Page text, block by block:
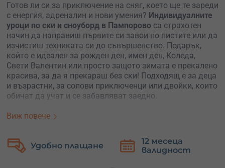
Готов ли си за приключение на сняг, което ще те зареди
с енергия, адреналин и нови умения? Индивидуалните
уроци по ски и сноуборд в Пампорово са страхотен
начин да направиш първите си завои по пистите или да
изчистиш техниката си до съвършенство. Подарък,
който е идеален за рожден ден, имен ден, Коледа,
Свети Валентин или просто защото зимата е прекалено
красива, за да я прекараш без ски! Подходящ е за деца
и възрастни, за солови приключенци или двойки, които
обичат да учат и се забавляват заедно.
Приключението включва индивидуален урок с
урок за двама). Инструкторът е сертифициран, опитен и
ще се погрижи уроците да са полезни, но и забавни. Не
Виж повече
12 месеца
валидност
Безплатна
замяна